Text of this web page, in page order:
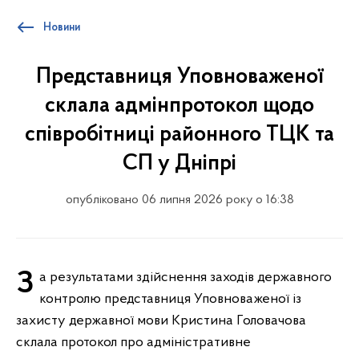
Новини
Представниця Уповноваженої
склала адмінпротокол щодо
співробітниці районного ТЦК та
СП у Дніпрі
опубліковано 06 липня 2026 року о 16:38
За результатами здійснення заходів державного контролю представниця Уповноваженої із
захисту державної мови Кристина Головачова
склала протокол про адміністративне